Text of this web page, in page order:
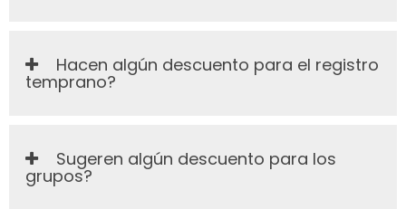
Hacen algún descuento para el registro
temprano?
Sugeren algún descuento para los
grupos?